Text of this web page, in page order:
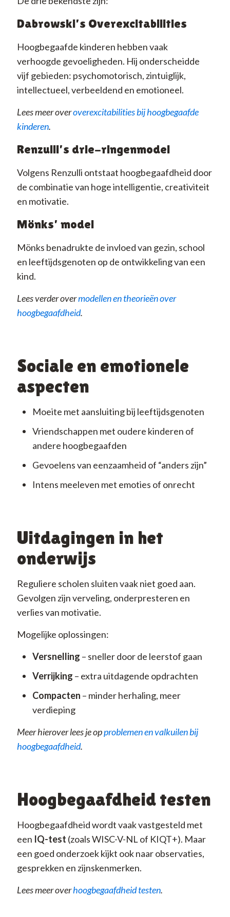
Dabrowski’s Overexcitabilities
Hoogbegaafde kinderen hebben vaak
verhoogde gevoeligheden. Hij onderscheidde
vijf gebieden: psychomotorisch, zintuiglijk,
intellectueel, verbeeldend en emotioneel.
Lees meer overoverexcitabilities bij hoogbegaafde
kinderen.
Renzulli’s drie-ringenmodel
Volgens Renzulli ontstaat hoogbegaafdheid door
de combinatie van hoge intelligentie, creativiteit
en motivatie.
Mönks’ model
Mönks benadrukte de invloed van gezin, school
en leeftijdsgenoten op de ontwikkeling van een
kind.
Lees verder overmodellen en theorieën over
hoogbegaafdheid.
Sociale en emotionele
aspecten
Moeite met aansluiting bij leeftijdsgenoten
Vriendschappen met oudere kinderen of
andere hoogbegaafden
Gevoelens van eenzaamheid of “anders zijn”
Intens meeleven met emoties of onrecht
Uitdagingen in het
onderwijs
Reguliere scholen sluiten vaak niet goed aan.
Gevolgen zijn verveling, onderpresteren en
verlies van motivatie.
Mogelijke oplossingen:
Versnelling – sneller door de leerstof gaan
Verrijking – extra uitdagende opdrachten
Compacten – minder herhaling, meer
verdieping
Meer hierover lees je opproblemen en valkuilen bij
hoogbegaafdheid.
Hoogbegaafdheid testen
Hoogbegaafdheid wordt vaak vastgesteld met
een IQ-test (zoals WISC-V-NL of KIQT+). Maar
een goed onderzoek kijkt ook naar observaties,
gesprekken en zijnskenmerken.
Lees meer overhoogbegaafdheid testen.